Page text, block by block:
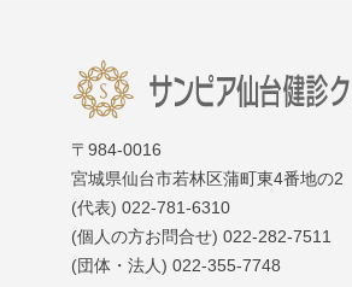
〒984-0016
宮城県仙台市若林区蒲町東4番地の2
(代表) 022-781-6310
(個人の方お問合せ) 022-282-7511
(団体・法人) 022-355-7748